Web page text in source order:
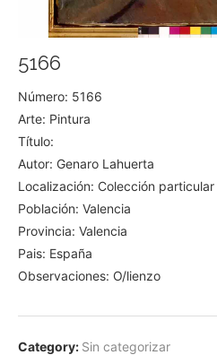
5166
Número: 5166
Arte: Pintura
Título:
Autor: Genaro Lahuerta
Localización: Colección particular
Población: Valencia
Provincia: Valencia
Pais: España
Observaciones: O/lienzo
Category: Sin categorizar